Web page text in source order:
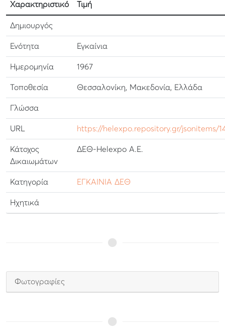
Χαρακτηριστικό Τιμή
Δημιουργός
Ενότητα Εγκαίνια
Ημερομηνία 1967
Τοποθεσία Θεσσαλονίκη, Μακεδονία, Ελλάδα
Γλώσσα
URL https://helexpo.repository.gr/jsonitems/
Κάτοχος
Δικαιωμάτων
ΔΕΘ-Helexpo Α.Ε.
Κατηγορία ΕΓΚΑΙΝΙΑ ΔΕΘ
Ηχητικά
Φωτογραφίες